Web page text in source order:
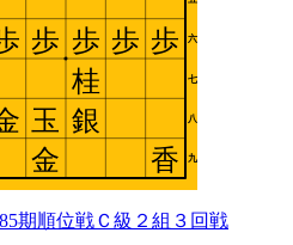
85期順位戦Ｃ級２組３回戦